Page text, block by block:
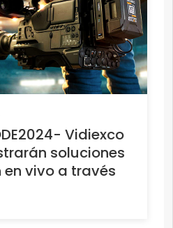
Vidiexco
soluciones
vivo a través